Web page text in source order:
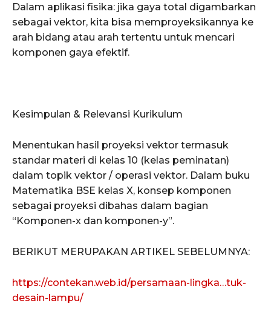
Dalam aplikasi fisika: jika gaya total digambarkan
sebagai vektor, kita bisa memproyeksikannya ke
arah bidang atau arah tertentu untuk mencari
komponen gaya efektif.
Kesimpulan & Relevansi Kurikulum
Menentukan hasil proyeksi vektor termasuk
standar materi di kelas 10 (kelas peminatan)
dalam topik vektor / operasi vektor. Dalam buku
Matematika BSE kelas X, konsep komponen
sebagai proyeksi dibahas dalam bagian
“Komponen-x dan komponen-y”.
BERIKUT MERUPAKAN ARTIKEL SEBELUMNYA:
https://contekan.web.id/persamaan-lingka…tuk-
desain-lampu/